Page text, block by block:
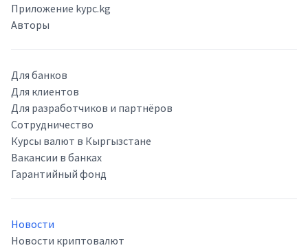
Приложение kypc.kg
Авторы
Для банков
Для клиентов
Для разработчиков и партнёров
Сотрудничество
Курсы валют в Кыргызстане
Вакансии в банках
Гарантийный фонд
Новости
Новости криптовалют